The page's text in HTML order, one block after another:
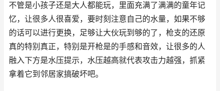
不管是小孩子还是大人都能玩，里面充满了满满的童年记
忆，让很多人很喜爱，要时刻注意自己的水量，如果不够
的话可以进行更换，足够让大伙玩到够的了，枪支的还原
真的特别真正，特别是开枪是的手感和音效，让很多的人
融入下方是水压提示，水压越高就代表攻击力越强，抓紧
拿着它到邻居家搞破坏吧。